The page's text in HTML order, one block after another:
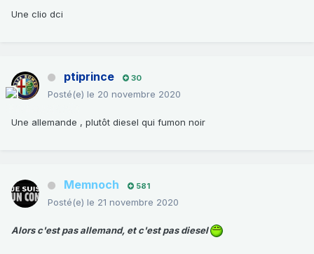
Une clio dci
ptiprince 30
Posté(e) le 20 novembre 2020
Une allemande , plutôt diesel qui fumon noir
Memnoch 581
Posté(e) le 21 novembre 2020
Alors c'est pas allemand, et c'est pas diesel